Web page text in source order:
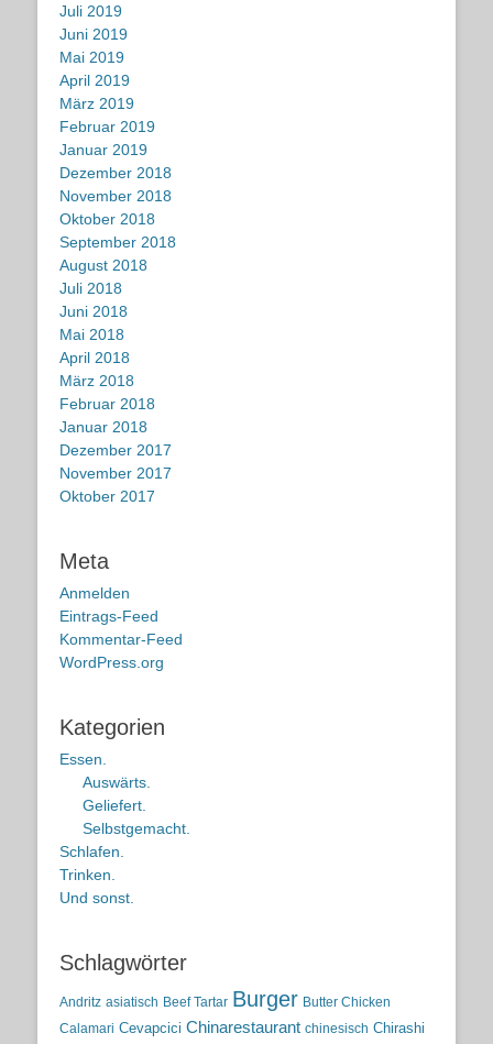
Juli 2019
Juni 2019
Mai 2019
April 2019
März 2019
Februar 2019
Januar 2019
Dezember 2018
November 2018
Oktober 2018
September 2018
August 2018
Juli 2018
Juni 2018
Mai 2018
April 2018
März 2018
Februar 2018
Januar 2018
Dezember 2017
November 2017
Oktober 2017
Meta
Anmelden
Eintrags-Feed
Kommentar-Feed
WordPress.org
Kategorien
Essen.
Auswärts.
Geliefert.
Selbstgemacht.
Schlafen.
Trinken.
Und sonst.
Schlagwörter
Andritz asiatisch Beef Tartar Burger Butter Chicken
Calamari Cevapcici Chinarestaurant chinesisch Chirashi